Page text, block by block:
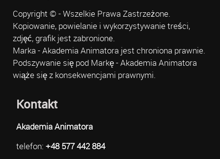
Copyright © - Wszelkie Prawa Zastrzeżone.
Kopiowanie, powielanie i wykorzystywanie treści,
zdjęć, grafik jest zabronione.
Marka - Akademia Animatora jest chroniona prawnie.
Podszywanie się pod Markę - Akademia Animatora
wiąże się z konsekwencjami prawnymi.
Kontakt
Akademia Animatora
telefon: +48 577 442 884